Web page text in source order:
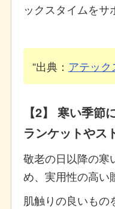
ックスタイムをサ
出典： アテック
【2】 寒い季節
ランケットやス
敬老の日以降の寒
め、実用性の高い
肌触りの良いもの